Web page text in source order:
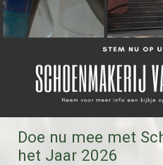
Doe nu mee met
het Jaar 2026